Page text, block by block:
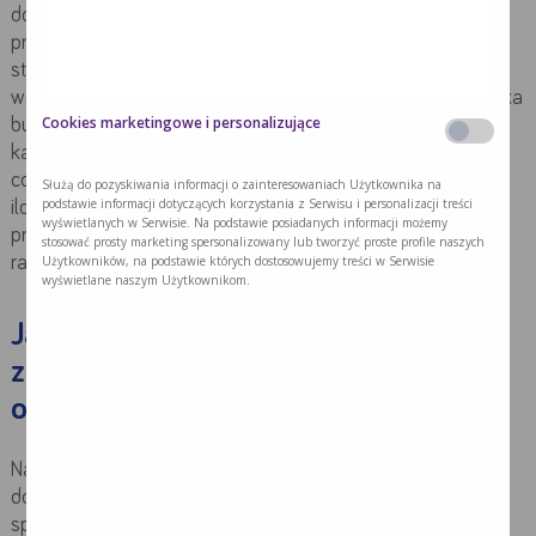
dodawać do posiłków, mieszać go z potrawami
przygotowywanymi dla chorego. Co więcej, można również
stosować niektóre preparaty jako jedyne źródło pożywienia,
wówczas chory zgodnie z zaleceniem lekarza przyjmuje kilka
butelek dziennie, w zależności od zapotrzebowania
kalorycznego. Zwykle w miarę jak chory rozszerza swój
codzienny jadłospis i jego stan się poprawia zmniejsza się
ilość żywności medycznej. Czasami gotowy doustny
preparat odżywczy podaje się co drugi dzień lub dwa, trzy
razy w tygodniu, zawsze zgodnie z zaleceniem lekarskim.
Jakie wsparcie żywieniowe
zastosować, jeśli chory nie może
odżywiać się doustnie?
Najczęstszą formą żywienia medycznego jest żywienie
doustne, jednak gdy chory nie może jeść i pić -podaje się
specjalne diety płynne bezpośrednio do przewodu
Cookies marketingowe i personalizujące
Służą do pozyskiwania informacji o zainteresowaniach Użytkownika na
podstawie informacji dotyczących korzystania z Serwisu i personalizacji treści
wyświetlanych w Serwisie. Na podstawie posiadanych informacji możemy
stosować prosty marketing spersonalizowany lub tworzyć proste profile naszych
Użytkowników, na podstawie których dostosowujemy treści w Serwisie
wyświetlane naszym Użytkownikom.